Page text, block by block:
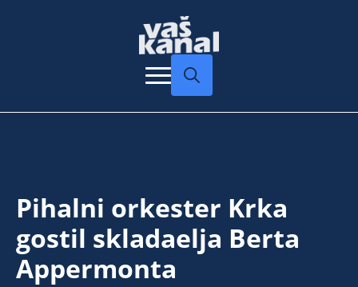
Pihalni orkester Krka
gostil skladaelja Berta
Appermonta